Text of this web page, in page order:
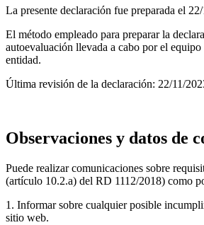
La presente declaración fue preparada el
El método empleado para preparar la
autoevaluación llevada a cabo por el
entidad.
Última revisión de la declaración: 22/11/
Observaciones y datos de
Puede realizar comunicaciones sobre
(artículo 10.2.a) del RD 1112/2018) como
1. Informar sobre cualquier posible
sitio web.